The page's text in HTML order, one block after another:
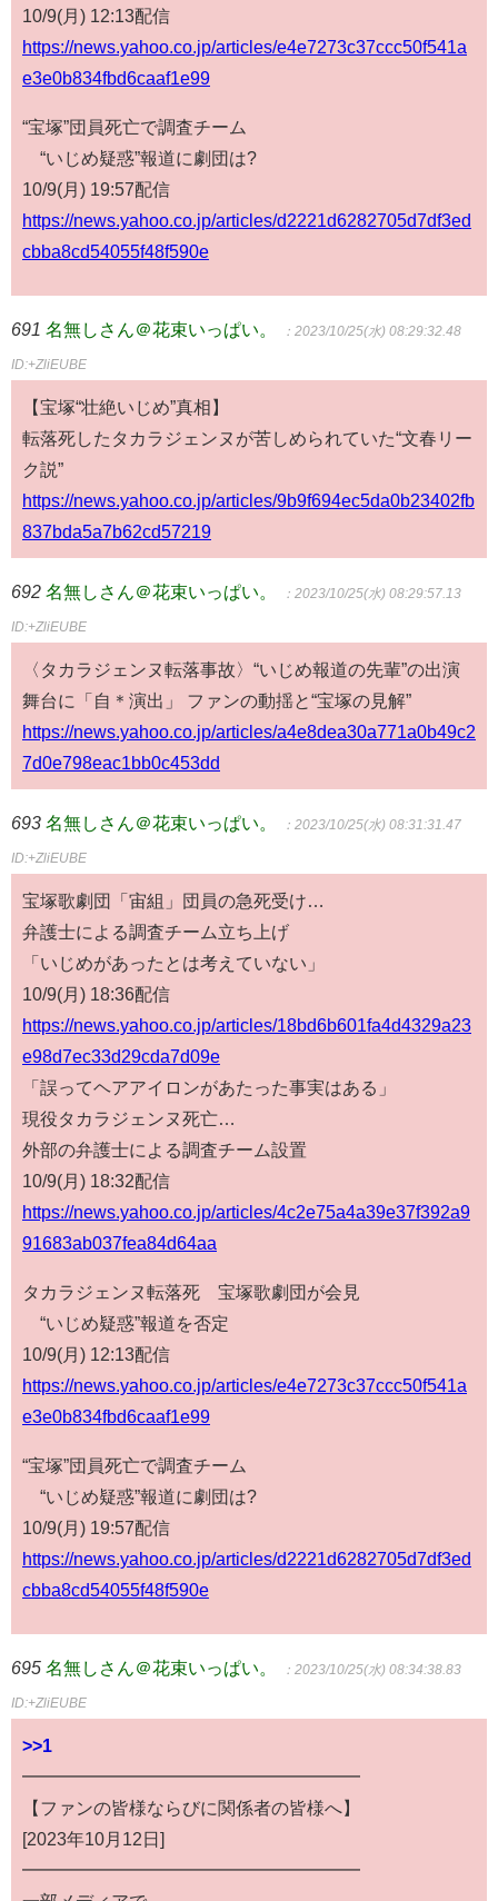
10/9(月) 12:13配信
https://news.yahoo.co.jp/articles/e4e7273c37ccc50f541a
e3e0b834fbd6caaf1e99
“宝塚”団員死亡で調査チーム
“いじめ疑惑”報道に劇団は?
10/9(月) 19:57配信
https://news.yahoo.co.jp/articles/d2221d6282705d7df3ed
cbba8cd54055f48f590e
691 名無しさん＠花束いっぱい。 ：2023/10/25(水) 08:29:32.48
ID:+ZliEUBE
【宝塚“壮絶いじめ”真相】
転落死したタカラジェンヌが苦しめられていた“文春リー
ク説”
https://news.yahoo.co.jp/articles/9b9f694ec5da0b23402fb
837bda5a7b62cd57219
692 名無しさん＠花束いっぱい。 ：2023/10/25(水) 08:29:57.13
ID:+ZliEUBE
〈タカラジェンヌ転落事故〉“いじめ報道の先輩”の出演
舞台に「自＊演出」 ファンの動揺と“宝塚の見解”
https://news.yahoo.co.jp/articles/a4e8dea30a771a0b49c2
7d0e798eac1bb0c453dd
693 名無しさん＠花束いっぱい。 ：2023/10/25(水) 08:31:31.47
ID:+ZliEUBE
宝塚歌劇団「宙組」団員の急死受け…
弁護士による調査チーム立ち上げ
「いじめがあったとは考えていない」
10/9(月) 18:36配信
https://news.yahoo.co.jp/articles/18bd6b601fa4d4329a23
e98d7ec33d29cda7d09e
「誤ってヘアアイロンがあたった事実はある」
現役タカラジェンヌ死亡…
外部の弁護士による調査チーム設置
10/9(月) 18:32配信
https://news.yahoo.co.jp/articles/4c2e75a4a39e37f392a9
91683ab037fea84d64aa
タカラジェンヌ転落死 宝塚歌劇団が会見
“いじめ疑惑”報道を否定
10/9(月) 12:13配信
https://news.yahoo.co.jp/articles/e4e7273c37ccc50f541a
e3e0b834fbd6caaf1e99
“宝塚”団員死亡で調査チーム
“いじめ疑惑”報道に劇団は?
10/9(月) 19:57配信
https://news.yahoo.co.jp/articles/d2221d6282705d7df3ed
cbba8cd54055f48f590e
695 名無しさん＠花束いっぱい。 ：2023/10/25(水) 08:34:38.83
ID:+ZliEUBE
>>1
━━━━━━━━━━━━━━━━━━━
【ファンの皆様ならびに関係者の皆様へ】
[2023年10月12日]
━━━━━━━━━━━━━━━━━━━